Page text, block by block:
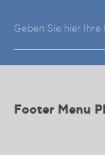
Footer Menu